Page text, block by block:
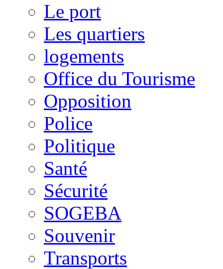
Le port
Les quartiers
logements
Office du Tourisme
Opposition
Police
Politique
Santé
Sécurité
SOGEBA
Souvenir
Transports